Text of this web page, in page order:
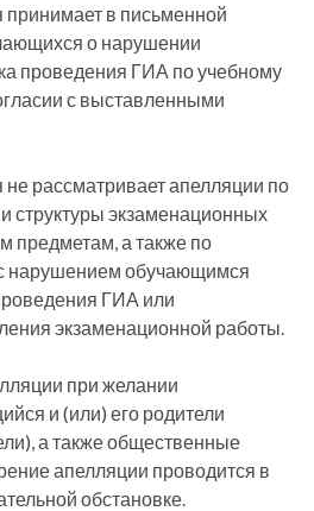
в письменной
о нарушении
проведения ГИА по учебному
с выставленными
рассматривает апелляции по
структуры экзаменационных
предметам, а также по
нарушением обучающимся
ГИА или
экзаменационной работы.
при желании
и (или) его родители
а также общественные
апелляции проводится в
обстановке.